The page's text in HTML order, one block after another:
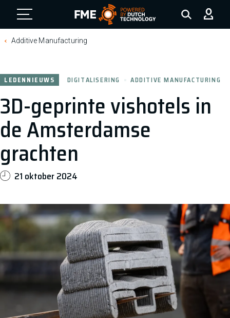
FME Logo, to the homepage
Additive Manufacturing
3D-geprinte vishotels in
de Amsterdamse
grachten
LEDENNIEUWS DIGITALISERING ADDITIVE MANUFACTURING
21 oktober 2024